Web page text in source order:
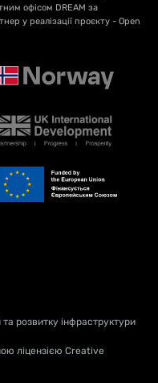
офісом DREAM за
у реалізації проєкту - Open
та розвитку інфраструктури
ліцензією Creative